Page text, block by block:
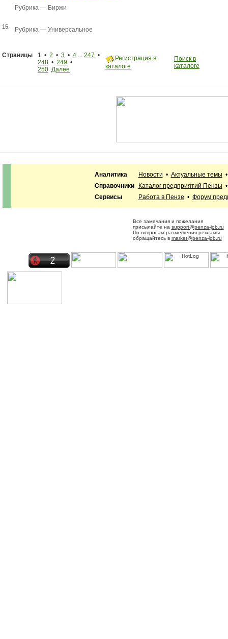
Рубрика — Биржи
15. Рубрика — Универсальное
Страницы 1 • 2 • 3 • 4 ... 247 •
248 • 249 •
250 Далее
Регистрация в
каталоге
Поиск в
каталоге
Аналитика Новости • Актуальные темы
Справочники
Каталог предприятий Пензы
Сервисы
Работа в Пензе • Форум
Все замечания и пожелания
присылайте на support@penza-job.ru
По вопросам размещения рекламы
обращайтесь в market@penza-job.ru